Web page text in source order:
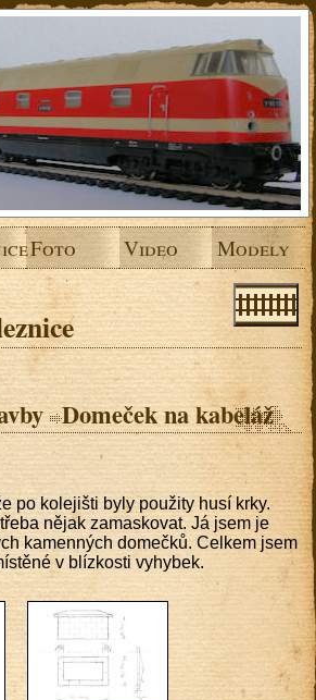
Foto Video Modely
Domeček na kabeláž
po kolejišti byly použity husí krky.
nějak zamaskovat. Já jsem je
kamenných domečků. Celkem jsem
v blízkosti vyhybek.